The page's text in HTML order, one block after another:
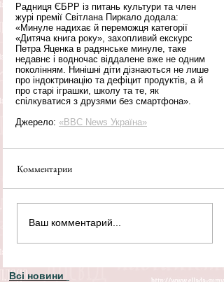
Радниця ЄБРР із питань культури та член
журі премії Світлана Пиркало додала:
«Минуле надихає й переможця категорії
«Дитяча книга року», захопливий екскурс
Петра Яценка в радянське минуле, таке
недавнє і водночас віддалене вже не одним
поколінням. Нинішні діти дізнаються не лише
про індоктринацію та дефіцит продуктів, а й
про старі іграшки, школу та те, як
спілкуватися з друзями без смартфона».
Джерело: «BBC News Україна»
Комментарии
Ваш комментарий...
Всі новини